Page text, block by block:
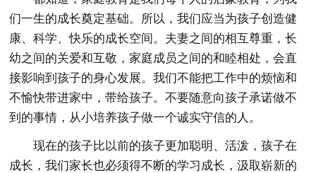
们一生的成长奠定基础。所以，我们应当为孩子创造健
康、科学、快乐的成长空间。夫妻之间的相互尊重，长
幼之间的关爱和互敬，家庭成员之间的和睦相处，会直
接影响到孩子的身心发展。我们不能把工作中的烦恼和
不愉快带进家中，带给孩子。不要随意向孩子承诺做不
到的事情，从小培养孩子做一个诚实守信的人。
现在的孩子比以前的孩子更加聪明、活泼，孩子在
成长，我们家长也必须得不断的学习成长，汲取崭新的